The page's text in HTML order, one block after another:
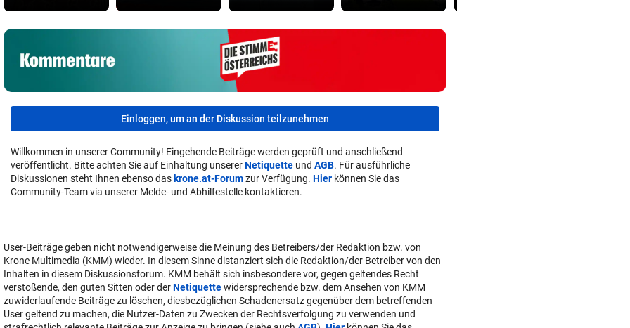
Einloggen, um an der Diskussion teilzunehmen
Willkommen in unserer Community! Eingehende Beiträge werden geprüft und anschließend
veröffentlicht. Bitte achten Sie auf Einhaltung unsererNetiquette und AGB. Für ausführliche
Diskussionen steht Ihnen ebenso das krone.at-Forumzur Verfügung. Hier können Sie das
Community-Team via unserer Melde- und Abhilfestelle kontaktieren.